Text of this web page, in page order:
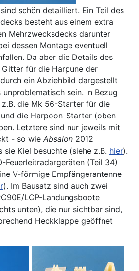
schön detailliert. Ein Teil des
besteht aus einem extra
Mehrzwecksdecks darunter
dessen Montage eventuell
Da aber die Details des
Gitter für die Harpune der
ein Abziehbild dargestellt
sein. In Bezug
die Mk 56-Starter für die
die Harpoon-Starter (oben
Letztere sind nur jeweils mit
- so wie Absalon 2012
sie Kiel besuchte (siehe z.B. hier).
Feuerleitradargeräten (Teil 34)
V-förmige Empfängerantenne
). Im Bausatz sind auch zwei
LCP-Landungsboote
unten), die nur sichtbar sind,
Heckklappe geöffnet